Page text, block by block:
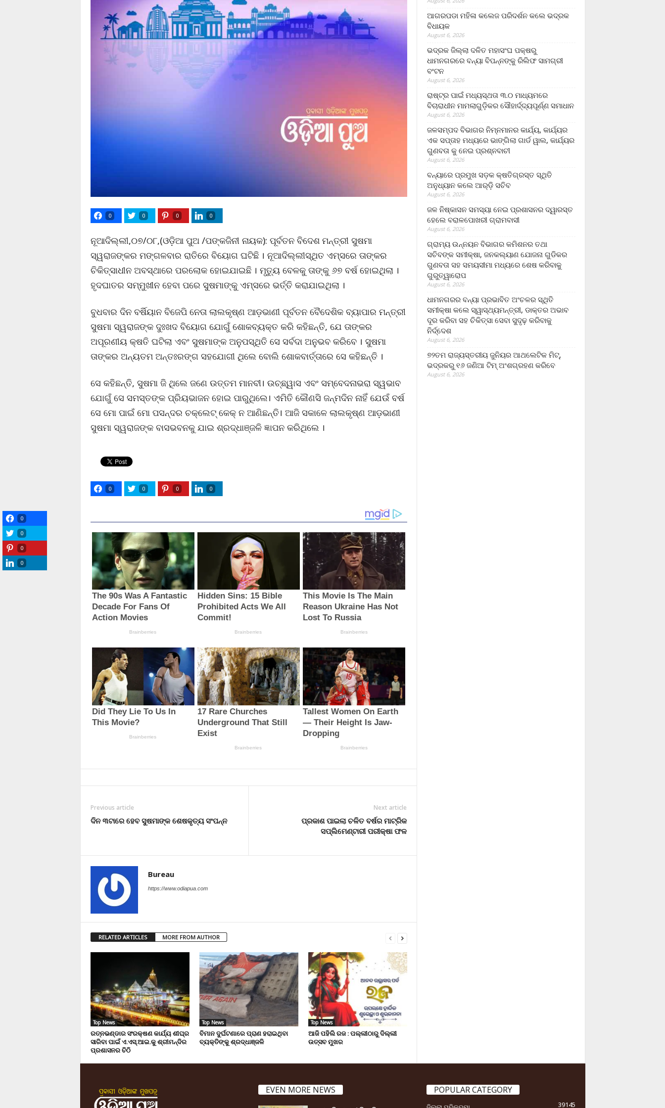
0 0 0 0
ନୂଆଦିଲ୍ଲୀ,୦୭/୦୮,(ଓଡ଼ିଆ ପୁଅ /ପଙ୍କଜିନୀ ନାୟକ): ପୂର୍ବତନ ବିଦେଶ ମନ୍ତ୍ରୀ ସୁଷମା
ସ୍ୱରାଜଙ୍କର ମଙ୍ଗଳବାର ରାତିରେ ବିୟୋଗ ଘଟିଛି । ନୂଆଦିଲ୍ଲୀସ୍ଥିତ ଏମ୍ସରେ ତାଙ୍କର
ଚିକିତ୍ସାଧୀନ ଅବସ୍ଥାରେ ପରଲୋକ ହୋଇଯାଇଛି । ମୃତ୍ୟୁ ବେଳକୁ ତାଙ୍କୁ ୬୭ ବର୍ଷ ହୋଇଥିଲା ।
ହୃଦଘାତର ସମ୍ମୁଖୀନ ହେବା ପରେ ସୁଷମାଙ୍କୁ ଏମ୍ସରେ ଭର୍ତ୍ତି କରାଯାଇଥିଲା ।
ବୁଧବାର ଦିନ ବର୍ଷିୟାନ ବିଜେପି ନେତା ଲାଲକୃଷ୍ଣ ଆଡ଼ଭାଣୀ ପୂର୍ବତନ ବୈଦେଶିକ ବ୍ୟାପାର ମନ୍ତ୍ରୀ
ସୁଷମା ସ୍ୱରାଜଙ୍କ ଦୁଃଖଦ ବିୟୋଗ ଯୋଗୁଁ ଶୋକବ୍ୟକ୍ତ କରି କହିଛନ୍ତି, ଯେ ତାଙ୍କର
ଅପୂରଣୀୟ କ୍ଷତି ଘଟିଲା ଏବଂ ସୁଷମାଙ୍କ ଅନୁପସ୍ଥିତି ସେ ସର୍ବଦା ଅନୁଭବ କରିବେ । ସୁଷମା
ତାଙ୍କର ଅନ୍ୟତମ ଅନ୍ତଃରଙ୍ଗ ସହଯୋଗୀ ଥିଲେ ବୋଲି ଶୋକବାର୍ତ୍ତାରେ ସେ କହିଛନ୍ତି ।
ସେ କହିଛନ୍ତି, ସୁଷମା ଜି ଥିଲେ ଜଣେ ଉତ୍ତମ ମାନବୀ। ଉଚ୍ଛ୍ୱାସ ଏବଂ ସମ୍ବେଦନାଭରା ସ୍ୱଭାବ
ଯୋଗୁଁ ସେ ସମସ୍ତଙ୍କ ପ୍ରିୟଭାଜନ ହୋଇ ପାରୁଥିଲେ। ଏମିତି କୌଣସି ଜନ୍ମଦିନ ନାହିଁ ଯେଉଁ ବର୍ଷ
ସେ ମୋ ପାଇଁ ମୋ ପସନ୍ଦର ଚକ୍‌ଲେଟ୍‌ କେକ୍‌ ନ ଆଣିଛନ୍ତି। ଆଜି ସକାଳେ ଲାଲକୃଷ୍ଣ ଆଡ଼ଭାଣୀ
ସୁଷମା ସ୍ୱରାଜଙ୍କ ବାସଭବନକୁ ଯାଇ ଶ୍ରଦ୍ଧାଞ୍ଜଳି ଜ୍ଞାପନ କରିଥିଲେ ।
0 0 0 0
Previous article
ଦିନ ୩ଟାରେ ହେବ ସୁଷମାଙ୍କ ଶେଷକୃତ୍ୟ ସଂପନ୍ନ
Next article
ପ୍ରକାଶ ପାଇଲା ଚଳିତ ବର୍ଷର ମାଟ୍ରିକ
ସପ୍ଲିମେଣ୍ଟାରୀ ପରୀକ୍ଷା ଫଳ
Bureau
https://www.odiapua.com
RELATED ARTICLES MORE FROM AUTHOR
Top News
ରତ୍ନଭଣ୍ଡାର ସଂରକ୍ଷଣ କାର୍ଯ୍ୟ ଶୀଘ୍ର
ସାରିବା ପାଇଁ ଏ.ଏସ୍.ଆଇ.କୁ ଶ୍ରୀମନ୍ଦିର
ପ୍ରଶାସନର ଚିଠି
Top News
ବିମାନ ଦୁର୍ଘଟଣାରେ ପ୍ରାଣ ହରାଇଥିବା
ବ୍ୟକ୍ତିଙ୍କୁ ଶ୍ରଦ୍ଧାଞ୍ଜଳି
Top News
ଆଜି ପହିଲି ରଜ : ପଲ୍ଲୀଠାରୁ ଦିଲ୍ଲୀ
ଉତ୍ସବ ମୁଖର
ଆଗରପଡା ମହିଳା କଲେଜ ପରିଦର୍ଶନ କଲେ ଭଦ୍ରକ
ବିଧାୟକ
August 6, 2026
ଭଦ୍ରକ ଜିଲ୍ଲା ଦଳିତ ମହାସଂଘ ପକ୍ଷରୁ
ଧାମନଗରରେ ବନ୍ୟା ବିପନ୍ନଙ୍କୁ ରିଲିଫ ସାମଗ୍ରୀ
ବଂଟନ
August 6, 2026
ରାଷ୍ଟ୍ର ପାଇଁ ମଧ୍ୟସ୍ଥତା ୩.୦ ମାଧ୍ୟମରେ
ବିଚାରାଧୀନ ମାମଲାଗୁଡ଼ିକର ସୌହାର୍ଦ୍ଦ୍ୟପୂର୍ଣ୍ଣ ସମାଧାନ
August 6, 2026
ଜଳସମ୍ପଦ ବିଭାଗର ନିମ୍ନମାନର କାର୍ଯ୍ୟ, କାର୍ଯ୍ୟର
ଏକ ସପ୍ତାହ ମଧ୍ୟରେ ଭାଙ୍ଗିଲା ଗାର୍ଡ ୱାଲ, କାର୍ଯ୍ୟର
ଗୁଣବତା କୁ ନେଇ ପ୍ରଶ୍ନବାଚୀ
August 6, 2026
ବନ୍ୟାରେ ପ୍ରମୁଖ ସଡ଼କ କ୍ଷତିଗ୍ରସ୍ତ ସ୍ଥିତି
ଅନୁଧ୍ୟାନ କଲେ ଆର୍‌ଡ଼ି ସଚିବ
August 6, 2026
ଜଳ ନିଷ୍କାସନ ସମସ୍ୟା ନେଇ ପ୍ରଶାସନର ଦ୍ୱାରସ୍ତ
ହେଲେ ବରାଳପୋଖରୀ ଗ୍ରାମବାସୀ
August 6, 2026
ଗ୍ରାମ୍ୟ ଉନ୍ନୟନ ବିଭାଗର କମିଶନର ତଥା
ସଚିବଙ୍କ ସମୀକ୍ଷା, ଜନକଲ୍ୟାଣ ଯୋଜନା ଗୁଡିକର
ଗୁଣବତା ସହ ସମୟସୀମା ମଧ୍ୟରେ ଶେଷ କରିବାକୁ
ଗୁରୁତ୍ୱାରୋପ
August 6, 2026
ଧାମନଗରର ବନ୍ୟା ପ୍ରଭାବିତ ଅଂଚଳର ସ୍ଥିତି
ସମୀକ୍ଷା କଲେ ସ୍ୱାସ୍ଥ୍ୟମନ୍ତ୍ରୀ, ଡାକ୍ତର ଅଭାବ
ଦୂର କରିବା ସହ ଚିକିତ୍ସା ସେବା ସୁଦୃଢ଼ କରିବାକୁ
ନିର୍ଦ୍ଦେଶ
August 6, 2026
୭୨ତମ ରାଜ୍ୟସ୍ତରୀୟ ଜୁନିୟର ଆଥଲେଟିକ ମିଟ୍‌,
ଭଦ୍ରକରୁ ୧୬ ଜଣିଆ ଟିମ୍ ଅଂଶଗ୍ରହଣ କରିବେ
August 6, 2026
EVEN MORE NEWS POPULAR CATEGORY
39145
0
0
0
0